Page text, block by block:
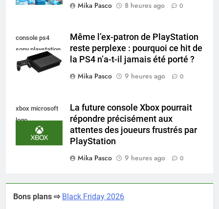
Mika Pasco
8 heures ago 0
console ps4
sony playstation
Même l’ex-patron de PlayStation
reste perplexe : pourquoi ce hit de
la PS4 n’a-t-il jamais été porté ?
Mika Pasco
9 heures ago 0
xbox microsoft
logo
La future console Xbox pourrait
répondre précisément aux
attentes des joueurs frustrés par
PlayStation
Mika Pasco
9 heures ago 0
Bons plans ⇨ Black Friday 2026